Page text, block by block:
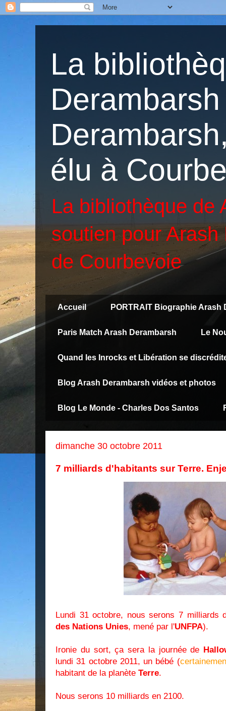
La
élu à
La bibliothèque de
soutien pour
de Courbevoie
Accueil PORTRAIT Biographie Arash
Paris Match Arash Derambarsh Le
Quand les Inrocks et Libération se
Blog Arash Derambarsh vidéos et photos
Blog Le Monde - Charles Dos Santos
dimanche 30 octobre 2011
7 milliards d'habitants sur Terre.
Lundi 31 octobre, nous serons 7 milliards
des Nations Unies, mené par l'UNFPA).
Ironie du sort, ça sera la journée de
lundi 31 octobre 2011, un bébé (
habitant de la planète Terre.
Nous serons 10 milliards en 2100.